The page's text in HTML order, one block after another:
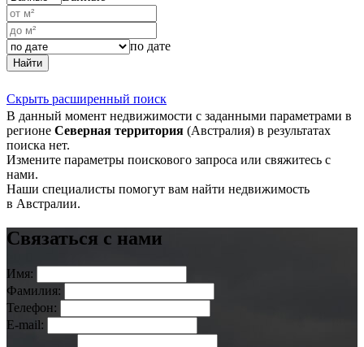
по дате
Найти
Скрыть расширенный поиск
В данный момент недвижимости с заданными параметрами в
регионе Северная территория (Австралия) в результатах
поиска нет.
Измените параметры поискового запроса или свяжитесь с
нами.
Наши специалисты помогут вам найти недвижимость
в Австралии.
Связаться с нами
Имя:
Фамилия:
Телефон:
E-mail: